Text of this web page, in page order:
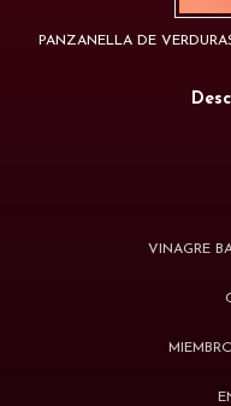
PANZANELLA DE
VINAGRE